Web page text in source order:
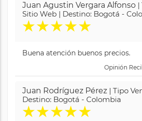
Juan Agustin Vergara Alfonso |
Sitio Web | Destino: Bogotá -
★★★★★
Buena atención buenos precios.
Opinión
Juan Rodríguez Pérez | Tipo
Destino: Bogotá - Colombia
★★★★★